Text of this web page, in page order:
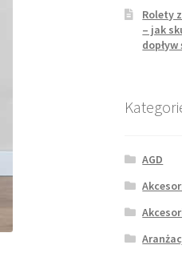
Rolety
– jak
dopływ
AGD